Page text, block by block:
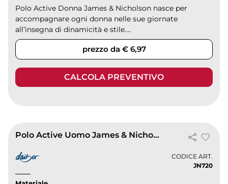
Polo Active Donna James & Nicholson nasce per
accompagnare ogni donna nelle sue giornate
all’insegna di dinamicità e stile....
prezzo da € 6,97
CALCOLA PREVENTIVO
Polo Active Uomo James & Nicholson, 100% Poliestere, UV 25+, traspiran
CODICE ART.
JN720